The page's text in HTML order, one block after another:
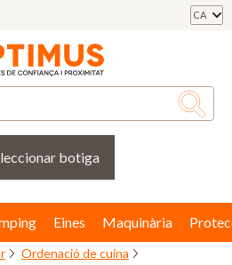
CA
botiga
Eines Maquinària
Ordenació de cuina